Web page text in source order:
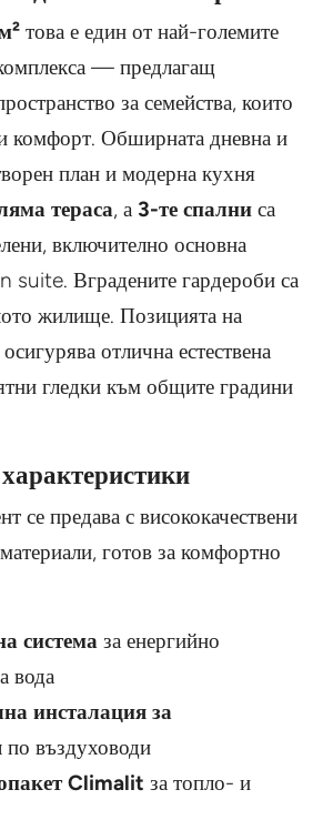
това е един от най-големите
— предлагащ
за семейства, които
комфорт. Обширната дневна и
план и модерна кухня
тераса, а 3-те спални са
включително основна
suite. Вградените гардероби са
жилище. Позицията на
отлична естествена
гледки към общите градини
се предава с висококачествени
готов за комфортно
система за енергийно
вода
инсталация за
по въздуховоди
Climalit за топло- и